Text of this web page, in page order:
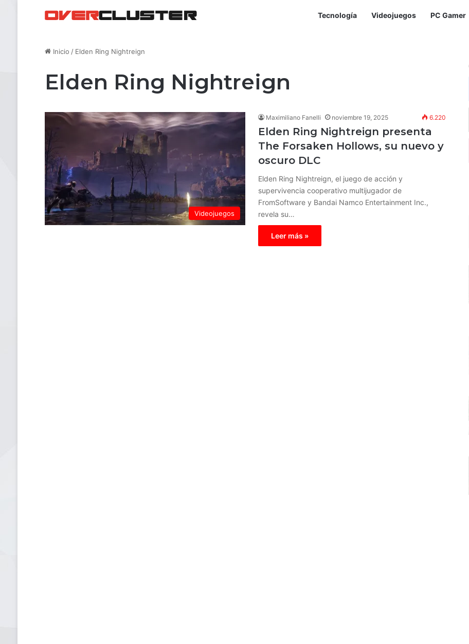
Tecnología Videojuegos PC Gamer
Inicio / Elden Ring Nightreign
Elden Ring Nightreign
Videojuegos
Maximiliano Fanelli noviembre 19, 2025 6.220
Elden Ring Nightreign presenta
The Forsaken Hollows, su nuevo y
oscuro DLC
Elden Ring Nightreign, el juego de acción y
supervivencia cooperativo multijugador de
FromSoftware y Bandai Namco Entertainment Inc.,
revela su…
Leer más »